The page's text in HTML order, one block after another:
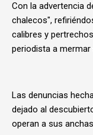
Con la advertencia
chalecos",
calibres y
periodista a
Las denuncias
dejado al
operan a sus